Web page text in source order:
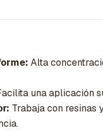
Alta
una aplicación
Trabaja con resinas